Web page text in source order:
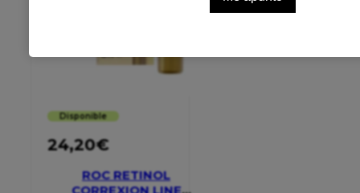
Disponible
24,20€
ROC RETINOL
CORREXION LINE